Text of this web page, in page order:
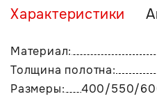
Характеристики
Материал:
Толщина полотна:
Размеры:
400/550/